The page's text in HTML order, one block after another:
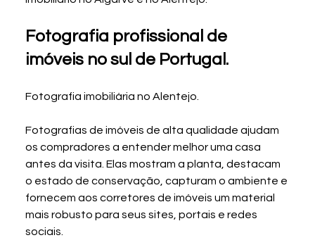
Fotografia profissional de
imóveis no sul de Portugal.
Fotografia imobiliária no Alentejo.
Fotografias de imóveis de alta qualidade ajudam
os compradores a entender melhor uma casa
antes da visita. Elas mostram a planta, destacam
o estado de conservação, capturam o ambiente e
fornecem aos corretores de imóveis um material
mais robusto para seus sites, portais e redes
sociais.